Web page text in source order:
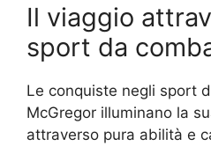
Il viaggio
sport da
Le conquiste negli sport
McGregor illuminano la
attraverso pura abilità e